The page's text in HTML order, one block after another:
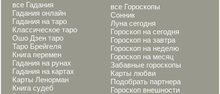
все Гадания
Гадания онлайн
Гадания на таро
Классическое таро
Ошо Дзен таро
Таро Брейгеля
Книга перемен
Гадания на рунах
Гадания на картах
Карты Ленорман
Книга судеб
все Гороскопы
Сонник
Луна сегодня
Гороскоп на сегодня
Гороскоп на завтра
Гороскоп на неделю
Гороскоп на месяц
Забавные гороскопы
Карты любви
Подобрать партнера
Гороскоп внешности